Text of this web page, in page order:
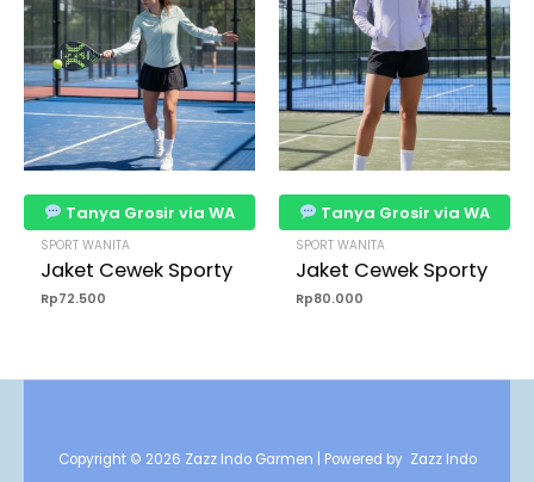
Tanya Grosir via WA
SPORT WANITA
Jaket Cewek Sporty
Rp72.500
Tanya Grosir via WA
SPORT WANITA
Jaket Cewek Sporty
Rp80.000
Copyright © 2026 Zazz Indo Garmen | Powered by Zazz Indo